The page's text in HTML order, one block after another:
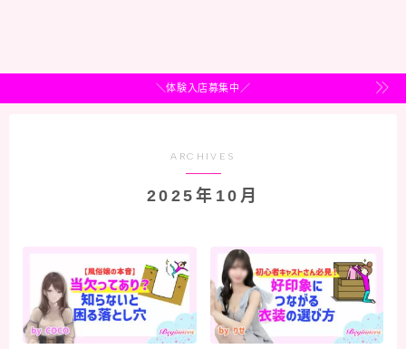
＼体験入店募集中／
ARCHIVES
2025年10月